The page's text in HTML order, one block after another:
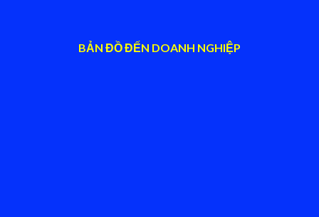
BẢN ĐỒ ĐẾN DOANH NGHIỆP